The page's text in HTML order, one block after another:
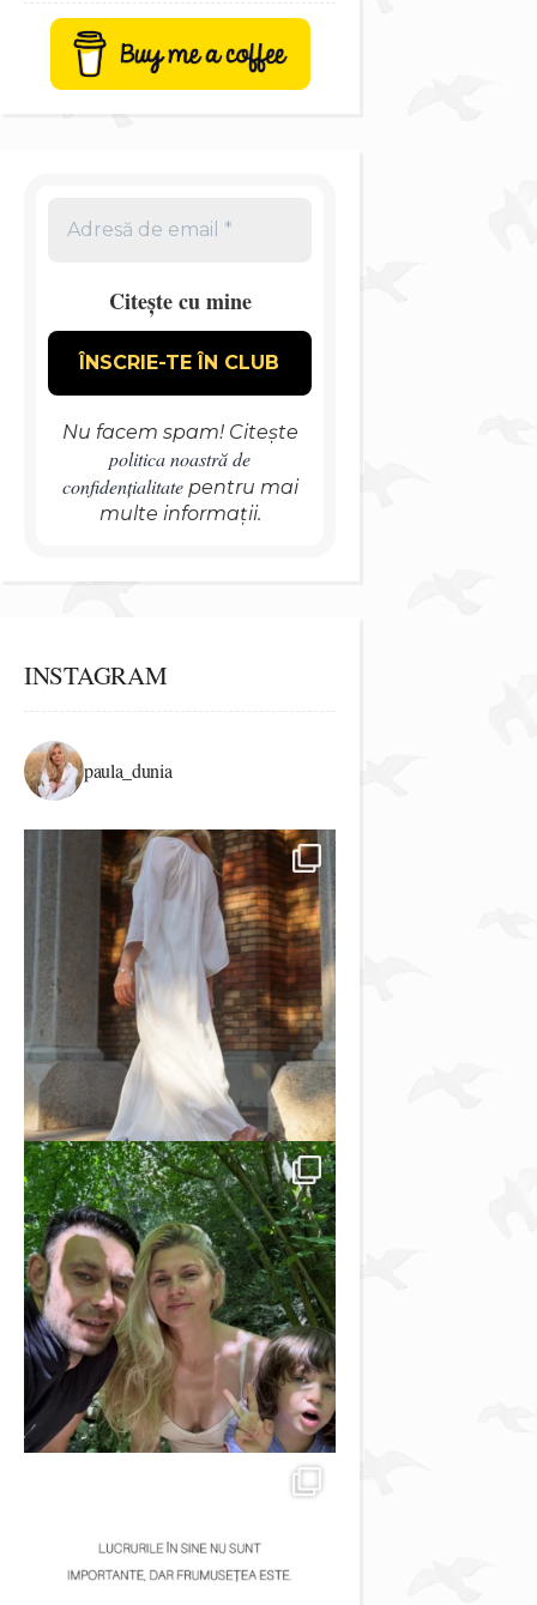
Citește cu mine
Nu facem spam! Citește
politica noastră de
confidențialitatepentru mai
multe informații.
INSTAGRAM
paula_dunia